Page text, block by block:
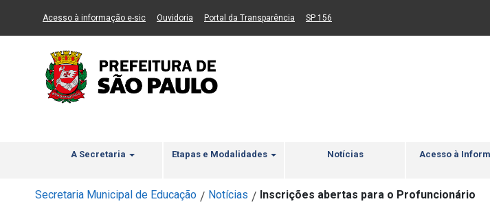
Ir ao Conteúdo Ir para menu principal 2 Ir para busca Ir para rodapé
Acesso à informação e-sic(Link para um novo sítio)
Ouvidoria (Link para um novo sítio)
Portal da Transparência (Link para um novo sítio)
SP 156
A Secretaria Etapas e Modalidades Notícias Acesso à
Secretaria Municipal de Educação / Notícias / Inscrições abertas para o Profuncionário